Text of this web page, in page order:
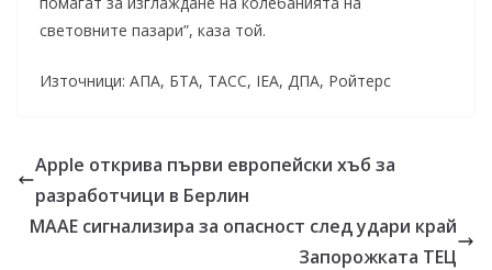
световните пазари”, каза той.
Източници: АПА, БТА, ТАСС, IEA, ДПА, Ройтерс
Apple открива първи европейски хъб за
разработчици в Берлин
МААЕ сигнализира за опасност след удари край
Запорожката ТЕЦ